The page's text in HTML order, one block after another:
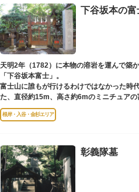
下谷坂本の富
天明2年（1782）に本物の溶岩を運んで築
「下谷坂本富士」。
富士山に誰もが行けるわけではなかった時
た、直径約15m、高さ約6mのミニチュア
あります。
一合目から順に十合目まで記されており、
形民俗文化財に指定されています。
富士山に合わせて、お山開きが行われ、6
ができます。
根岸・入谷・金杉エリア
彰義隊墓